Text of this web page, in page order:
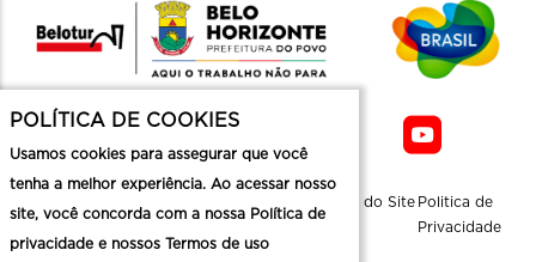
Mapa do Site Politica de
Privacidade
POLÍTICA DE COOKIES
Usamos cookies para assegurar que você
tenha a melhor experiência. Ao acessar nosso
site, você concorda com a nossa Política de
privacidade e nossos Termos de uso